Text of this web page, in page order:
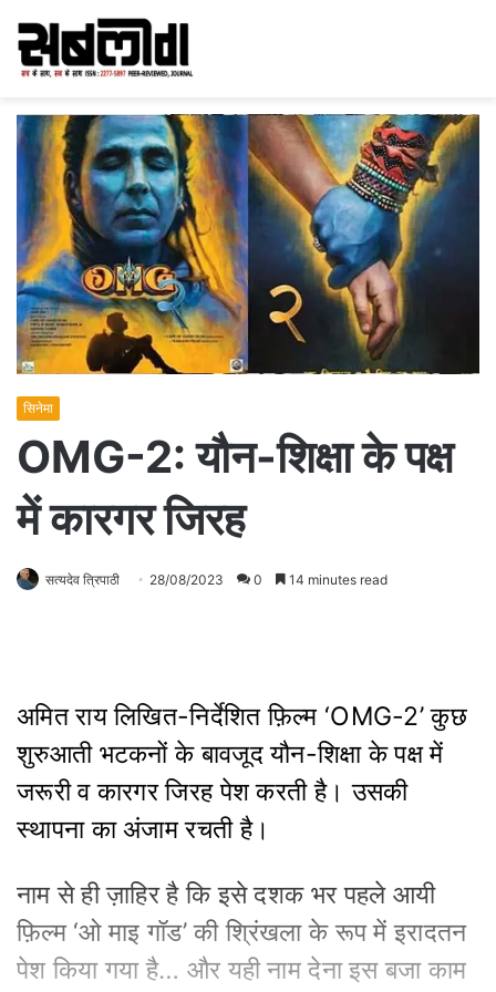
सिनेमा
OMG-2: यौन-शिक्षा के पक्ष
में कारगर जिरह
सत्यदेव त्रिपाठी 28/08/2023 0 14 minutes read
अमित राय लिखित-निर्देशित फ़िल्म ‘OMG-2’ कुछ
शुरुआती भटकनों के बावजूद यौन-शिक्षा के पक्ष में
जरूरी व कारगर जिरह पेश करती है। उसकी
स्थापना का अंजाम रचती है।
नाम से ही ज़ाहिर है कि इसे दशक भर पहले आयी
फ़िल्म ‘ओ माइ गॉड’ की श्रिंखला के रूप में इरादतन
पेश किया गया है… और यही नाम देना इस बजा काम